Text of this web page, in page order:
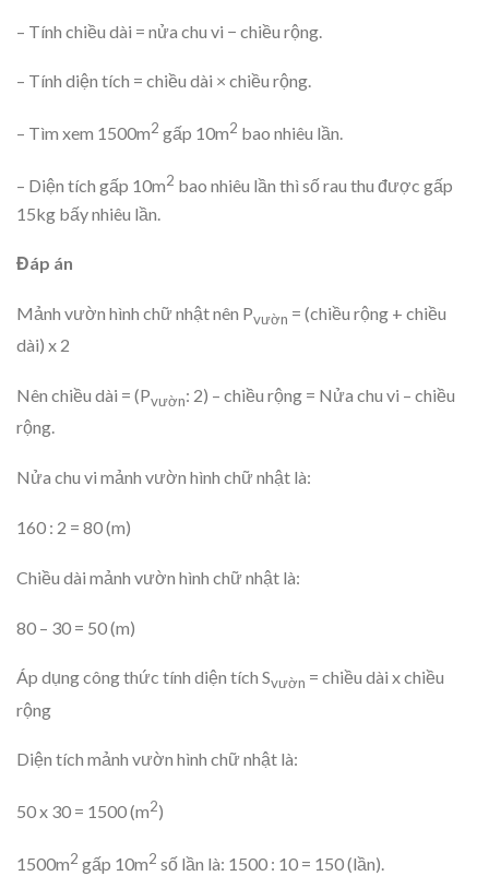
– Tính chiều dài = nửa chu vi − chiều rộng.
– Tính diện tích = chiều dài × chiều rộng.
– Tìm xem 1500m2 gấp 10m2 bao nhiêu lần.
– Diện tích gấp 10m2 bao nhiêu lần thì số rau thu được gấp
15kg bấy nhiêu lần.
Đáp án
Mảnh vườn hình chữ nhật nên Pvườn = (chiều rộng + chiều
dài) x 2
Nên chiều dài = (Pvườn: 2) – chiều rộng = Nửa chu vi – chiều
rộng.
Nửa chu vi mảnh vườn hình chữ nhật là:
160 : 2 = 80 (m)
Chiều dài mảnh vườn hình chữ nhật là:
80 – 30 = 50 (m)
Áp dụng công thức tính diện tích Svườn = chiều dài x chiều
rộng
Diện tích mảnh vườn hình chữ nhật là:
50 x 30 = 1500 (m2)
1500m2 gấp 10m2 số lần là: 1500 : 10 = 150 (lần).